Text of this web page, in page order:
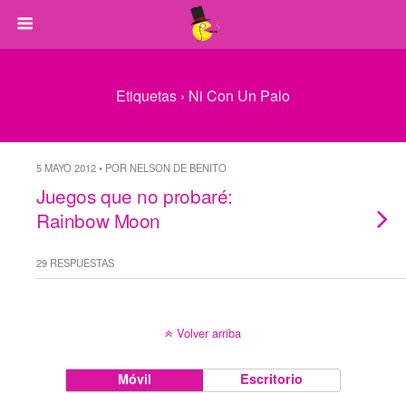
Etiquetas › Ni Con Un Palo
5 MAYO 2012 • POR NELSON DE BENITO
Juegos que no probaré:
Rainbow Moon
29 RESPUESTAS
Volver arriba
Móvil Escritorio